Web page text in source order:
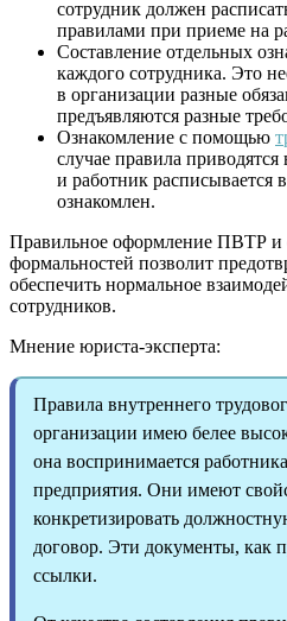
сотрудник должен
правилами при приеме на
Составление отдельных
каждого сотрудника. Это
в организации разные
предъявляются разные
Ознакомление с помощью
случае правила приводятся
и работник расписывается
ознакомлен.
Правильное оформление ПВТР и
формальностей позволит
обеспечить нормальное
сотрудников.
Мнение юриста-эксперта:
Правила внутреннего
организации имею белее
она воспринимается
предприятия. Они имеют
конкретизировать
договор. Эти документы, как
ссылки.